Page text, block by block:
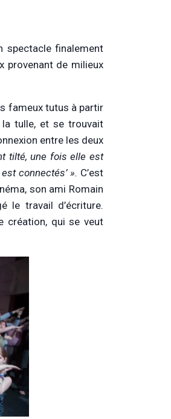
spectacle finalement
provenant de milieux
fameux tutus à partir
tulle, et se trouvait
entre les deux
tilté, une fois elle est
connectés’ ». C’est
son ami Romain
le travail d’écriture.
création, qui se veut